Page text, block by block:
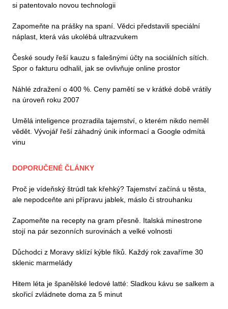
si patentovalo novou technologii
Zapomeňte na prášky na spaní. Vědci představili speciální
náplast, která vás ukolébá ultrazvukem
České soudy řeší kauzu s falešnými účty na sociálních sítích.
Spor o fakturu odhalil, jak se ovlivňuje online prostor
Náhlé zdražení o 400 %. Ceny pamětí se v krátké době vrátily
na úroveň roku 2007
Umělá inteligence prozradila tajemství, o kterém nikdo neměl
vědět. Vývojář řeší záhadný únik informací a Google odmítá
vinu
DOPORUČENÉ ČLÁNKY
Proč je vídeňský štrúdl tak křehký? Tajemství začíná u těsta,
ale nepodceňte ani přípravu jablek, máslo či strouhanku
Zapomeňte na recepty na gram přesně. Italská minestrone
stojí na pár sezonních surovinách a velké volnosti
Důchodci z Moravy sklízí kýble fíků. Každý rok zavaříme 30
sklenic marmelády
Hitem léta je španělské ledové latté: Sladkou kávu se salkem a
skořicí zvládnete doma za 5 minut